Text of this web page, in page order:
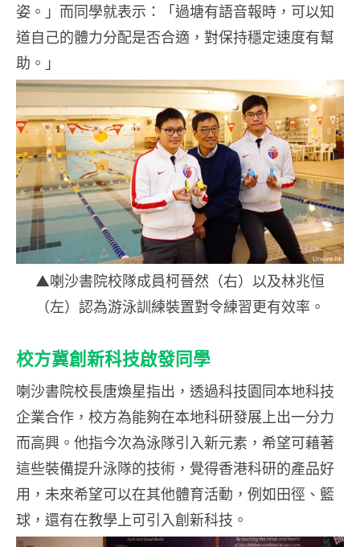
姿。」而同學就表示：「過塘有語音報時，可以知
道自己的體力分配是否合適，對保持穩定速度有幫
助。」
▲喇沙書院校隊成員柯晉然（右）以及林兆恒
（左）認為游泳訓練裝置對令練習更有效率。
校方冀創新科技啟發同學
喇沙書院校長唐煥星指出，透過科技園同本地科技
企業合作，校方為能夠在本地科研發展上出一分力
而高興。他指今次為泳隊引入新元素，希望可藉著
這些裝備提升泳隊的技術，覺得香港科研的產品好
用，未來希望可以在其他體育活動，例如田徑、籃
球，還有在教學上可引入創新科技。